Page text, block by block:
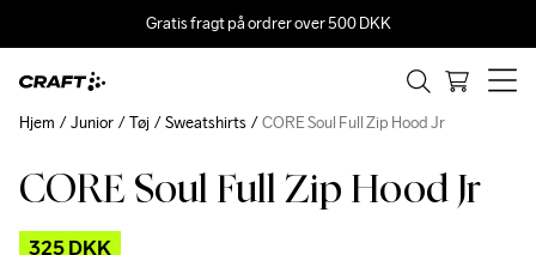
Gratis fragt på ordrer over 500 DKK
CORE Soul Full Zip Hood Jr
325 DKK
Hjem Junior Tøj Sweatshirts CORE Soul Full Zip Hood Jr
Outlet